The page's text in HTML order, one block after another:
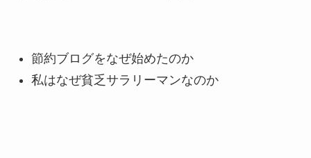
節約ブログをなぜ始めたのか
私はなぜ貧乏サラリーマンなのか